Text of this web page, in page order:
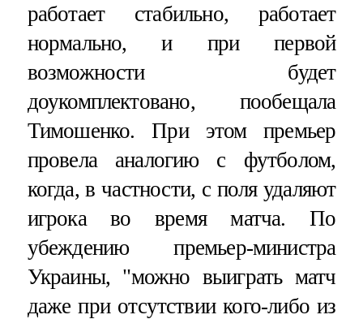
работает стабильно, работает
нормально, и при первой
возможности будет
доукомплектовано, пообещала
Тимошенко. При этом премьер
провела аналогию с футболом,
когда, в частности, с поля удаляют
игрока во время матча. По
убеждению премьер-министра
Украины, "можно выиграть матч
даже при отсутствии кого-либо из